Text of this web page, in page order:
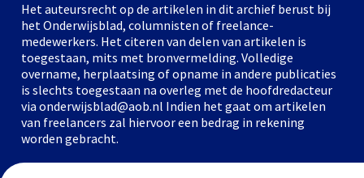
Het auteursrecht op de artikelen in dit archief berust bij
het Onderwijsblad, columnisten of freelance-
medewerkers. Het citeren van delen van artikelen is
toegestaan, mits met bronvermelding. Volledige
overname, herplaatsing of opname in andere publicaties
is slechts toegestaan na overleg met de hoofdredacteur
via onderwijsblad@aob.nl Indien het gaat om artikelen
van freelancers zal hiervoor een bedrag in rekening
worden gebracht.